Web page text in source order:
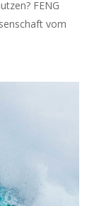
FENG
vom